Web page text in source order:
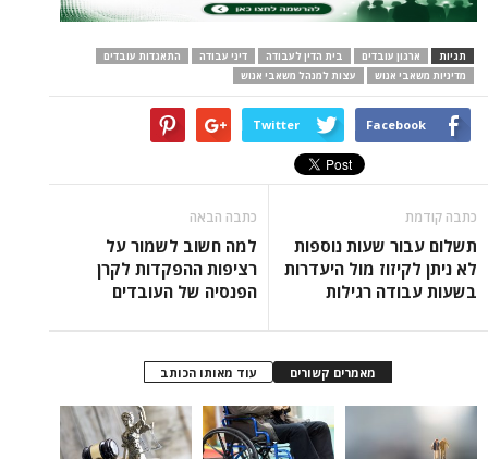
תגיות ארגון עובדים בית הדין לעבודה דיני עבודה
התאגדות עובדים
מדיניות משאבי אנוש
עצות למנהל משאבי אנוש
Facebook
Twitter
כתבה קודמת
תשלום עבור שעות נוספות
לא ניתן לקיזוז מול היעדרות
בשעות עבודה רגילות
כתבה הבאה
למה חשוב לשמור על
רציפות ההפקדות לקרן
הפנסיה של העובדים
מאמרים קשורים עוד מאותו הכותב